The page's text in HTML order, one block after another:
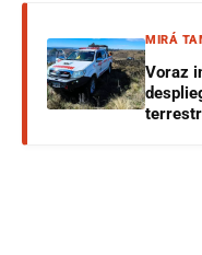
MIRÁ
Voraz